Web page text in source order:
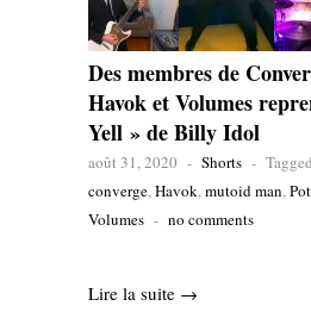
Des membres de
Havok et Volumes
Yell » de Billy Idol
août 31, 2020 - Shorts -
converge,Havok,mutoid man,
Volumes - no comments
Lire la suite →